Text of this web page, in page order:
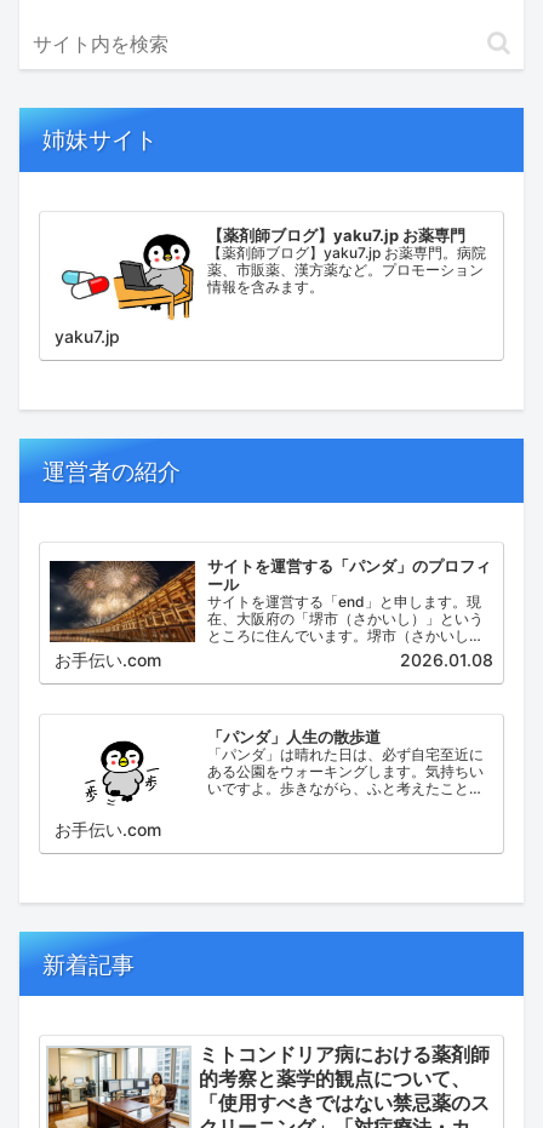
姉妹サイト
【薬剤師ブログ】yaku7.jp お薬専門
【薬剤師ブログ】yaku7.jp お薬専門。病院
薬、市販薬、漢方薬など。プロモーション
情報を含みます。
yaku7.jp
運営者の紹介
サイトを運営する「パンダ」のプロフィ
ール
サイトを運営する「end」と申します。現
在、大阪府の「堺市（さかいし）」という
ところに住んでいます。堺市（さかいし）
は、大阪府の泉北地域にある政令指定都市
で、府内では大阪市に次いで人口が多い都
市です。
お手伝い.com 2026.01.08
「パンダ」人生の散歩道
「パンダ」は晴れた日は、必ず自宅至近に
ある公園をウォーキングします。気持ちい
いですよ。歩きながら、ふと考えたこと。
お手伝い.com
新着記事
ミトコンドリア病における薬剤師
的考察と薬学的観点について、
「使用すべきではない禁忌薬のス